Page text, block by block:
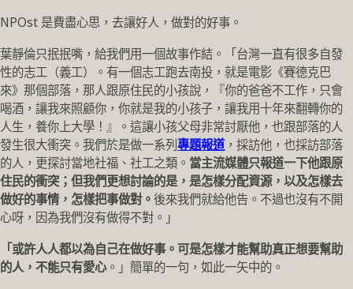
NPOst 是費盡心思，去讓好人，做對的好事。
葉靜倫只抿抿嘴，給我們用一個故事作結。「台灣一直有很多自發
性的志工（義工）。有一個志工跑去南投，就是電影《賽德克巴
來》那個部落，那人跟原住民的小孩說，『你的爸爸不工作，只會
喝酒，讓我來照顧你，你就是我的小孩子，讓我用十年來翻轉你的
人生，養你上大學！』。這讓小孩父母非常討厭他，也跟部落的人
發生很大衝突。我們於是做一系列專題報道，採訪他，也採訪部落
的人，更探討當地社福、社工之類。 當主流媒體只報道一下他跟原
住民的衝突；但我們更想討論的是，是怎樣分配資源，以及怎樣去
做好的事情，怎樣把事做對。後來我們就給他告。不過也沒有不開
心呀，因為我們沒有做得不對。」
「或許人人都以為自己在做好事。可是怎樣才能幫助真正想要幫助
的人，不能只有愛心。」簡單的一句，如此一矢中的。